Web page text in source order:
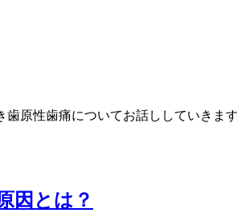
原性歯痛についてお話ししていき
因とは？